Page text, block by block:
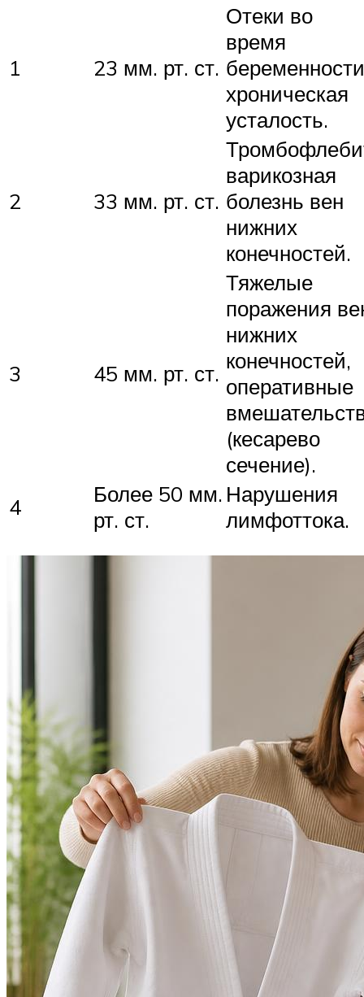
1 23 мм. рт. ст.
Отеки во
время
хроническая
усталость.
2 33 мм. рт. ст.
варикозная
болезнь вен
нижних
конечностей.
3 45 мм. рт. ст.
Тяжелые
поражения
нижних
конечностей,
оперативные
(кесарево
сечение).
4
Более 50 мм.
рт. ст.
Нарушения
лимфоттока.